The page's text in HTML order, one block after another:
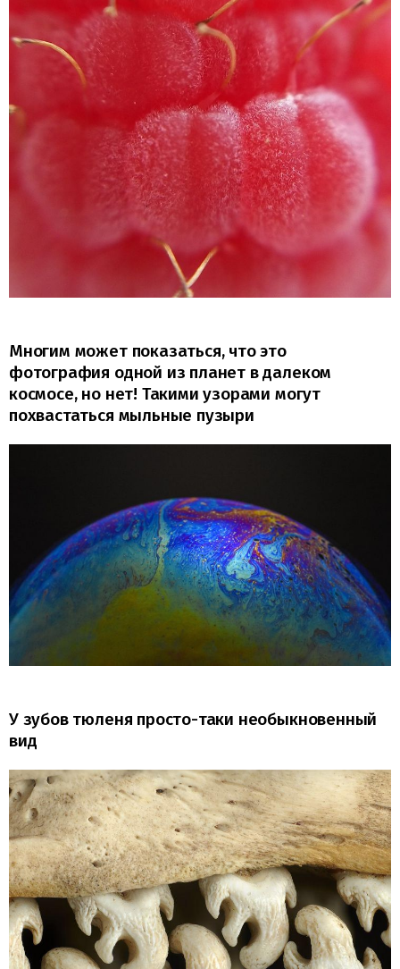
Многим может показаться, что это
фотография одной из планет в далеком
космосе, но нет! Такими узорами могут
похвастаться мыльные пузыри
У зубов тюленя просто-таки необыкновенный
вид